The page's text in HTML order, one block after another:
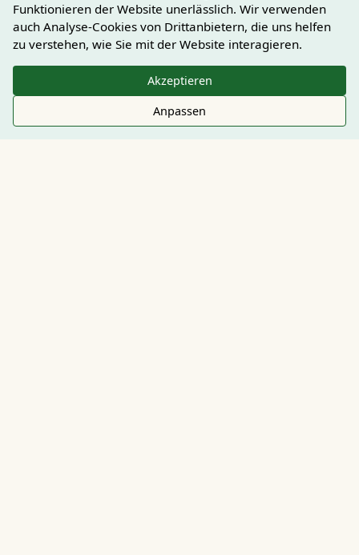
Funktionieren der Website unerlässlich. Wir verwenden
auch Analyse-Cookies von Drittanbietern, die uns helfen
zu verstehen, wie Sie mit der Website interagieren.
Akzeptieren
Anpassen